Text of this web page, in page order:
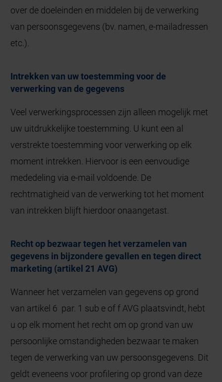
over de doeleinden en middelen bij de verwerking
van persoonsgegevens (bv. namen, e-mailadressen
etc.).
Intrekken van uw toestemming voor de
verwerking van de gegevens
Veel verwerkingsprocessen zijn alleen mogelijk met
uw uitdrukkelijke toestemming. U kunt een al
verstrekte toestemming voor verwerking op elk
moment intrekken. Hiervoor is een eenvoudige
mededeling via e-mail voldoende. De
rechtmatigheid van de verwerking tot het moment
van intrekken blijft hierdoor onaangetast.
Recht op bezwaar tegen het verzamelen van
gegevens in bijzondere gevallen en tegen direct
marketing (artikel 21 AVG)
Wanneer het verzamelen van gegevens op grond
van artikel 6 par. 1 sub e of f AVG plaatsvindt, hebt
u op elk moment het recht om op grond van uw
persoonlijke omstandigheden bezwaar te maken
tegen de verwerking van uw persoonsgegevens. Dit
geldt eveneens voor profilering op grond van deze